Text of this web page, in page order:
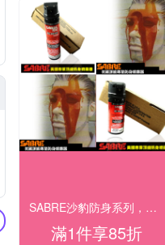
SABRE沙豹防身系列，結帳85折！
滿1件享85折